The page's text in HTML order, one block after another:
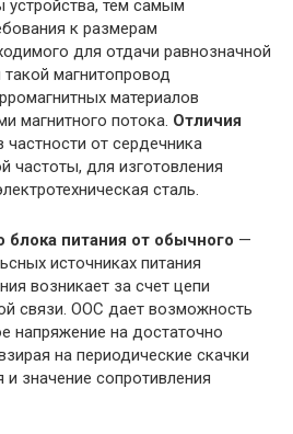
тем самым
к размерам
для отдачи равнозначной
магнитопровод
материалов
магнитного потока. Отличия
частности от сердечника
частоты, для изготовления
сталь.
блока питания от обычного —
источниках питания
возникает за счет цепи
связи. ООС дает возможность
напряжение на достаточно
на периодические скачки
значение сопротивления